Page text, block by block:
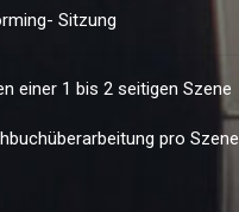
Sitzung
einer 1 bis 2 seitigen Szene
pro Szene